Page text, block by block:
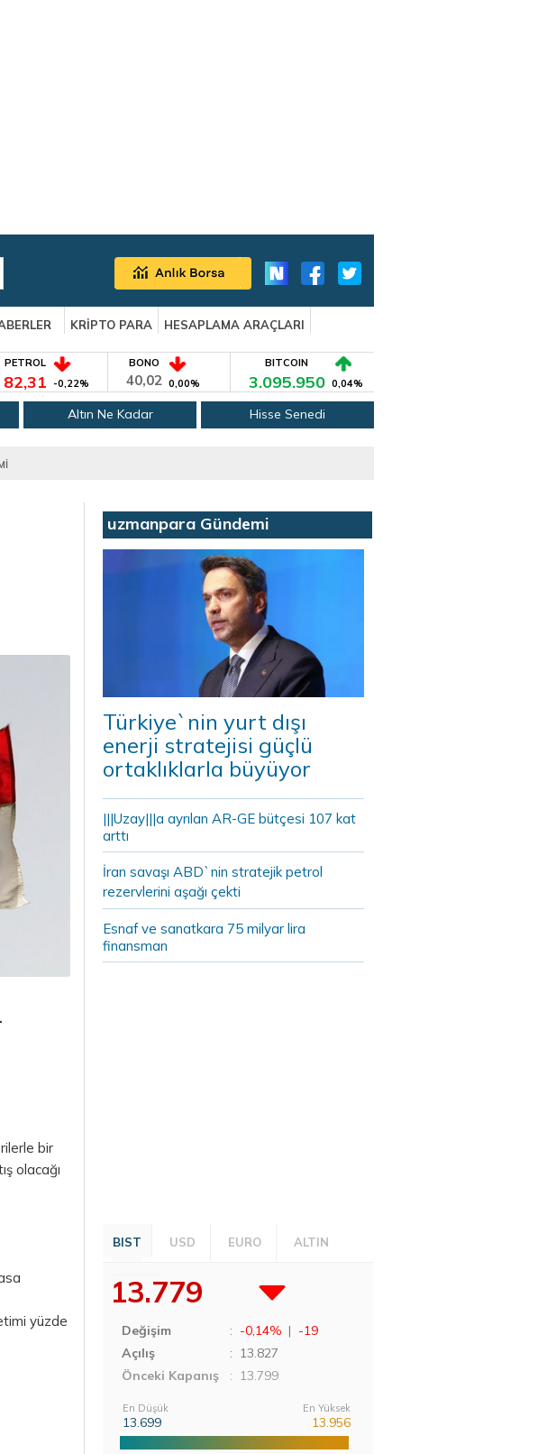
KRİPTO PARA
HESAPLAMA ARAÇLARI
PETROL
82,31 -0,22%
BONO
40,02 0,00%
BITCOIN
3.095.950 0,04%
Altın Ne Kadar Hisse Senedi
bir
olacağı
yüzde
uzmanpara Gündemi
Türkiye`nin yurt dışı
enerji stratejisi güçlü
ortaklıklarla büyüyor
|||Uzay|||a ayrılan AR-GE bütçesi 107 kat
arttı
İran savaşı ABD`nin stratejik petrol
rezervlerini aşağı çekti
Esnaf ve sanatkara 75 milyar lira
finansman
BIST USD EURO ALTIN
13.779
Değişim : -0,14% | -19
Açılış
: 13.827
Önceki Kapanış
: 13.799
En Düşük
13.699
En Yüksek
13.956